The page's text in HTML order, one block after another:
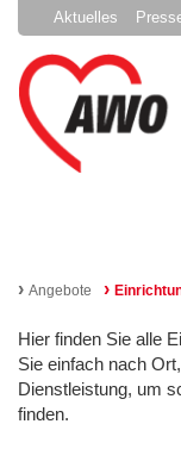
Aktuelles
› Angebote ›
Hier finden Sie alle
Sie einfach nach
Dienstleistung, um
finden.